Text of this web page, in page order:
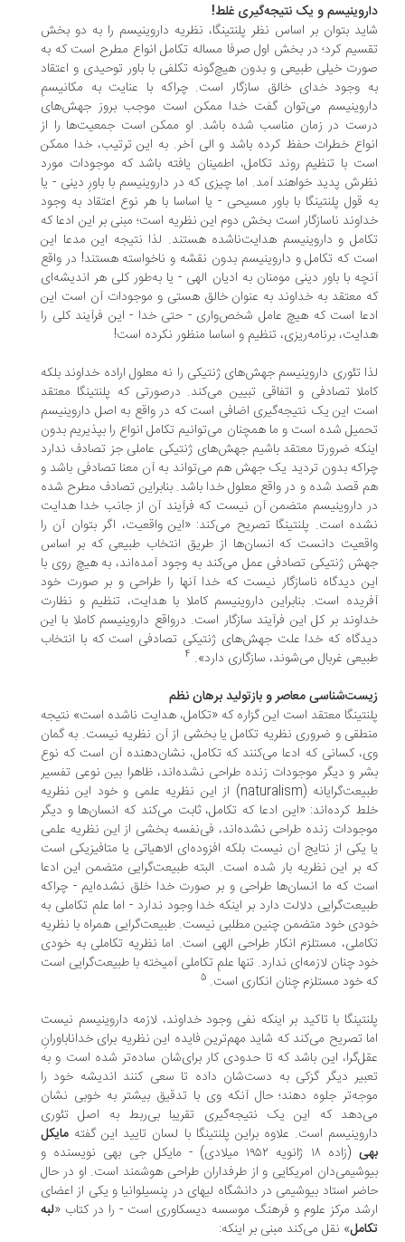
و یک نتیجه‌گیری غلط!
بتوان بر اساس نظر پلنتینگا، نظریه داروینیسم را به دو بخش
کرد؛ در بخش اول صرفا مساله تکامل انواع مطرح است که به
خیلی طبیعی و بدون هیچ‌گونه تکلفی با باور توحیدی و اعتقاد
وجود خدای خالق سازگار است. چراکه با عنایت به مکانیسمِ
می‌توان گفت خدا ممکن است موجب بروز جهش‌های
در زمان مناسب شده باشد. او ممکن است جمعیت‌ها را از
خطرات حفظ کرده باشد و الی آخر. به این ترتیب، خدا ممکن
با تنظیم روند تکامل، اطمینان یافته باشد که موجودات مورد
پدید خواهند آمد. اما چیزی که در داروینیسم با باورِ دینی - یا
قول پلنتینگا با باور مسیحی - یا اساسا با هر نوع اعتقاد به وجود
ناسازگار است بخش دوم این نظریه است؛ مبنی بر این ادعا که
و داروینیسم هدایت‌ناشده هستند. لذا نتیجه این مدعا این
که تکامل و داروینیسم بدون نقشه و ناخواسته هستند! در واقع
با باور دینی مومنان به ادیان الهی - یا به‌طور کلی هر اندیشه‌ای
معتقد به خداوند به عنوان خالق هستی و موجودات آن است این
است که هیچ عامل شخص‌واری - حتی خدا - این فرآیند کلی را
برنامه‌ریزی، تنظیم و اساسا منظور نکرده است!
تئوری داروینیسم جهش‌های ژنتیکی را نه معلول اراده خداوند بلکه
تصادفی و اتفاقی تبیین می‌کند. درصورتی که پلنتینگا معتقد
این یک نتیجه‌گیری اضافی است که در واقع به اصل داروینیسم
شده است و ما همچنان می‌توانیم تکامل انواع را بپذیریم بدون
ضرورتا معتقد باشیم جهش‌های ژنتیکی عاملی جز تصادف ندارد
بدون تردید یک جهش هم می‌تواند به آن معنا تصادفی باشد و
قصد شده و در واقع معلول خدا باشد. بنابراین تصادف مطرح شده
داروینیسم متضمن آن نیست که فرآیند آن از جانب خدا هدایت
است. پلنتینگا تصریح می‌کند: «این واقعیت، اگر بتوان آن را
دانست که انسان‌ها از طریق انتخاب طبیعی که بر اساس
ژنتیکی تصادفی عمل می‌کند به وجود آمده‌اند، به هیچ روی با
دیدگاه ناسازگار نیست که خدا آنها را طراحی و بر صورت خود
است. بنابراین داروینیسم کاملا با هدایت، تنظیم و نظارت
بر کل این فرآیند سازگار است. درواقع داروینیسم کاملا با این
که خدا علت جهش‌های ژنتیکی تصادفی است که با انتخاب
غربال می‌شوند، سازگاری دارد». 4
معاصر و بازتولید برهان نظم
معتقد است این گزاره که «تکامل، هدایت ناشده است» نتیجه
و ضروری نظریه تکامل یا بخشی از آن نظریه نیست. به گمان
کسانی که ادعا می‌کنند که تکامل، نشان‌دهنده آن است که نوع
و دیگر موجودات زنده طراحی نشده‌اند، ظاهرا بین نوعی تفسیر
طبیعت‌گرایانه (naturalism) از این نظریه علمی و خود این نظریه
کرده‌اند: «این ادعا که تکامل، ثابت می‌کند که انسان‌ها و دیگر
زنده طراحی نشده‌اند، فی‌نفسه بخشی از این نظریه علمی
یکی از نتایج آن نیست بلکه افزوده‌ای الاهیاتی یا متافیزیکی است
بر این نظریه بار شده است. البته طبیعت‌گرایی متضمن این ادعا
که ما انسان‌ها طراحی و بر صورت خدا خلق نشده‌ایم - چراکه
دلالت دارد بر اینکه خدا وجود ندارد - اما علمِ تکاملی به
خود متضمن چنین مطلبی نیست. طبیعت‌گرایی همراه با نظریه
مستلزم انکار طراحی الهی است. اما نظریه تکاملی به خودی
چنان لازمه‌ای ندارد. تنها علمِ تکاملی آمیخته با طبیعت‌گرایی است
خود مستلزم چنان انکاری است. 5
با تاکید بر اینکه نفی وجود خداوند، لازمه داروینیسم نیست
تصریح می‌کند که شاید مهم‌ترین فایده این نظریه برای خداناباورانِ
این باشد که تا حدودی کار برای‌شان ساده‌تر شده است و به
دیگر گزکی به دست‌شان داده تا سعی کنند اندیشه خود را
جلوه دهند؛ حال آنکه وی با تدقیق بیشتر به خوبی نشان
که این یک نتیجه‌گیری تقریبا بی‌ربط به اصل تئوری
است. علاوه براین پلنتینگا با لسان تایید این گفتهمایکل
(زاده ۱۸ ژانویه ۱۹۵۲ میلادی) - مایکل جی بهی نویسنده و
امریکایی و از طرفداران طراحی هوشمند است. او در حال
استاد بیوشیمی در دانشگاه لیهای در پنسیلوانیا و یکی از اعضای
مرکز علوم و فرهنگ موسسه دیسکاوری است - را در کتاب « لبه
» نقل می‌کند مبنی بر اینکه: